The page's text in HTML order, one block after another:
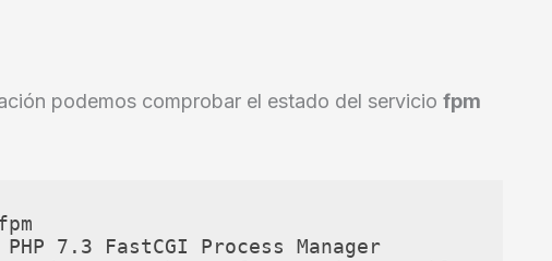
podemos comprobar el estado del servicio fpm
7.3 FastCGI Process Manager